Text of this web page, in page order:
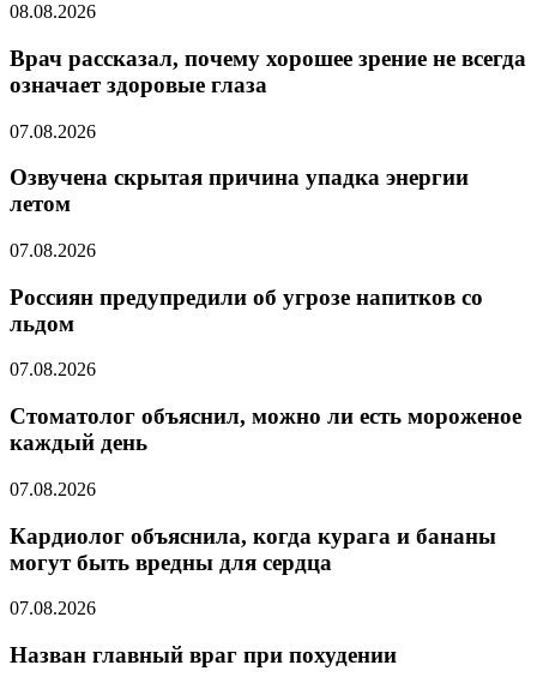
08.08.2026
Врач рассказал, почему хорошее зрение не всегда
означает здоровые глаза
07.08.2026
Озвучена скрытая причина упадка энергии
летом
07.08.2026
Россиян предупредили об угрозе напитков со
льдом
07.08.2026
Стоматолог объяснил, можно ли есть мороженое
каждый день
07.08.2026
Кардиолог объяснила, когда курага и бананы
могут быть вредны для сердца
07.08.2026
Назван главный враг при похудении